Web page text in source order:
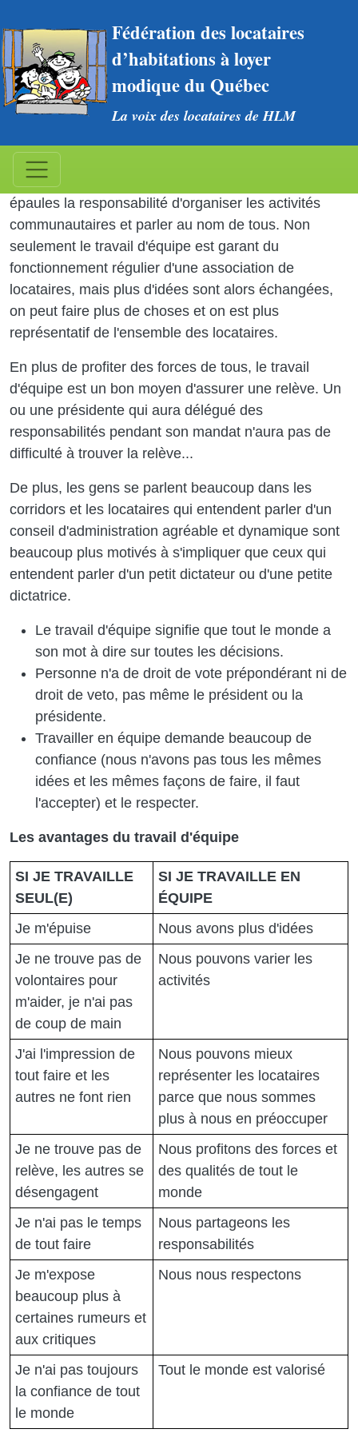
Fédération des locataires
d’habitations à loyer
modique du Québec
La voix des locataires de HLM
Une personne seule ne peut pas porter sur ses
épaules la responsabilité d'organiser les activités
communautaires et parler au nom de tous. Non
seulement le travail d'équipe est garant du
fonctionnement régulier d'une association de
locataires, mais plus d'idées sont alors échangées,
on peut faire plus de choses et on est plus
représentatif de l'ensemble des locataires.
En plus de profiter des forces de tous, le travail
d'équipe est un bon moyen d'assurer une relève. Un
ou une présidente qui aura délégué des
responsabilités pendant son mandat n'aura pas de
difficulté à trouver la relève...
De plus, les gens se parlent beaucoup dans les
corridors et les locataires qui entendent parler d'un
conseil d'administration agréable et dynamique sont
beaucoup plus motivés à s'impliquer que ceux qui
entendent parler d'un petit dictateur ou d'une petite
dictatrice.
Le travail d'équipe signifie que tout le monde a
son mot à dire sur toutes les décisions.
Personne n'a de droit de vote prépondérant ni de
droit de veto, pas même le président ou la
présidente.
Travailler en équipe demande beaucoup de
confiance (nous n'avons pas tous les mêmes
idées et les mêmes façons de faire, il faut
l'accepter) et le respecter.
Les avantages du travail d'équipe
SI JE TRAVAILLE
SEUL(E)
SI JE TRAVAILLE EN
ÉQUIPE
Je m'épuise
Nous avons plus d'idées
Je ne trouve pas de
volontaires pour
m'aider, je n'ai pas
de coup de main
Nous pouvons varier les
activités
J'ai l'impression de
tout faire et les
autres ne font rien
Nous pouvons mieux
représenter les locataires
parce que nous sommes
plus à nous en préoccuper
Je ne trouve pas de
relève, les autres se
désengagent
Nous profitons des forces et
des qualités de tout le
monde
Je n'ai pas le temps
de tout faire
Nous partageons les
responsabilités
Je m'expose
beaucoup plus à
certaines rumeurs et
aux critiques
Nous nous respectons
Je n'ai pas toujours
la confiance de tout
le monde
Tout le monde est valorisé